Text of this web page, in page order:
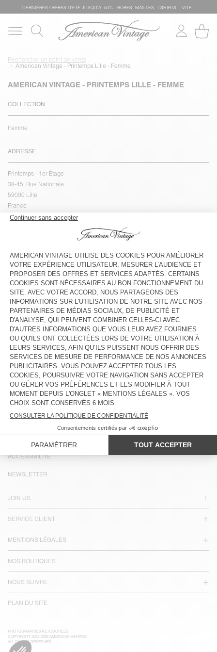
DERNIÈRES OFFRES D'ÉTÊ JUSQU'À -50% : ROBES, MAILLES, T-SHIRTS... VITE !
Rechercher un point de vente
American Vintage - Printemps Lille - Femme
AMERICAN VINTAGE - PRINTEMPS LILLE - FEMME
COLLECTION
Femme
ADRESSE
Printemps - 1er Étage
39-45, Rue Nationale
59000 Lille
France
Lundi
10:00 - 20:00
Mardi
10:00 - 20:00
Mercredi
10:00 - 20:00
Jeudi
10:00 - 20:00
Vendredi
10:00 - 20:00
Samedi
10:00 - 20:00
Dimanche
10:30 - 19:30
CONTACT
Tél. :(+33) 03 20 10 65 36
E-mail :contact@americanvintage-store.com
FRANCE
LANGUE :
ACCESSIBILITÉ
JOIN US
SERVICE CLIENT
MENTIONS LÉGALES
NOS BOUTIQUES
NOUS SUIVRE
PLAN DU SITE
NEWSLETTER
PHOTOGRAPHIES RETOUCHÉES
COPYRIGHT 2025-2026 AMERICAN VINTAGE
ALL RIGHTS RESERVED